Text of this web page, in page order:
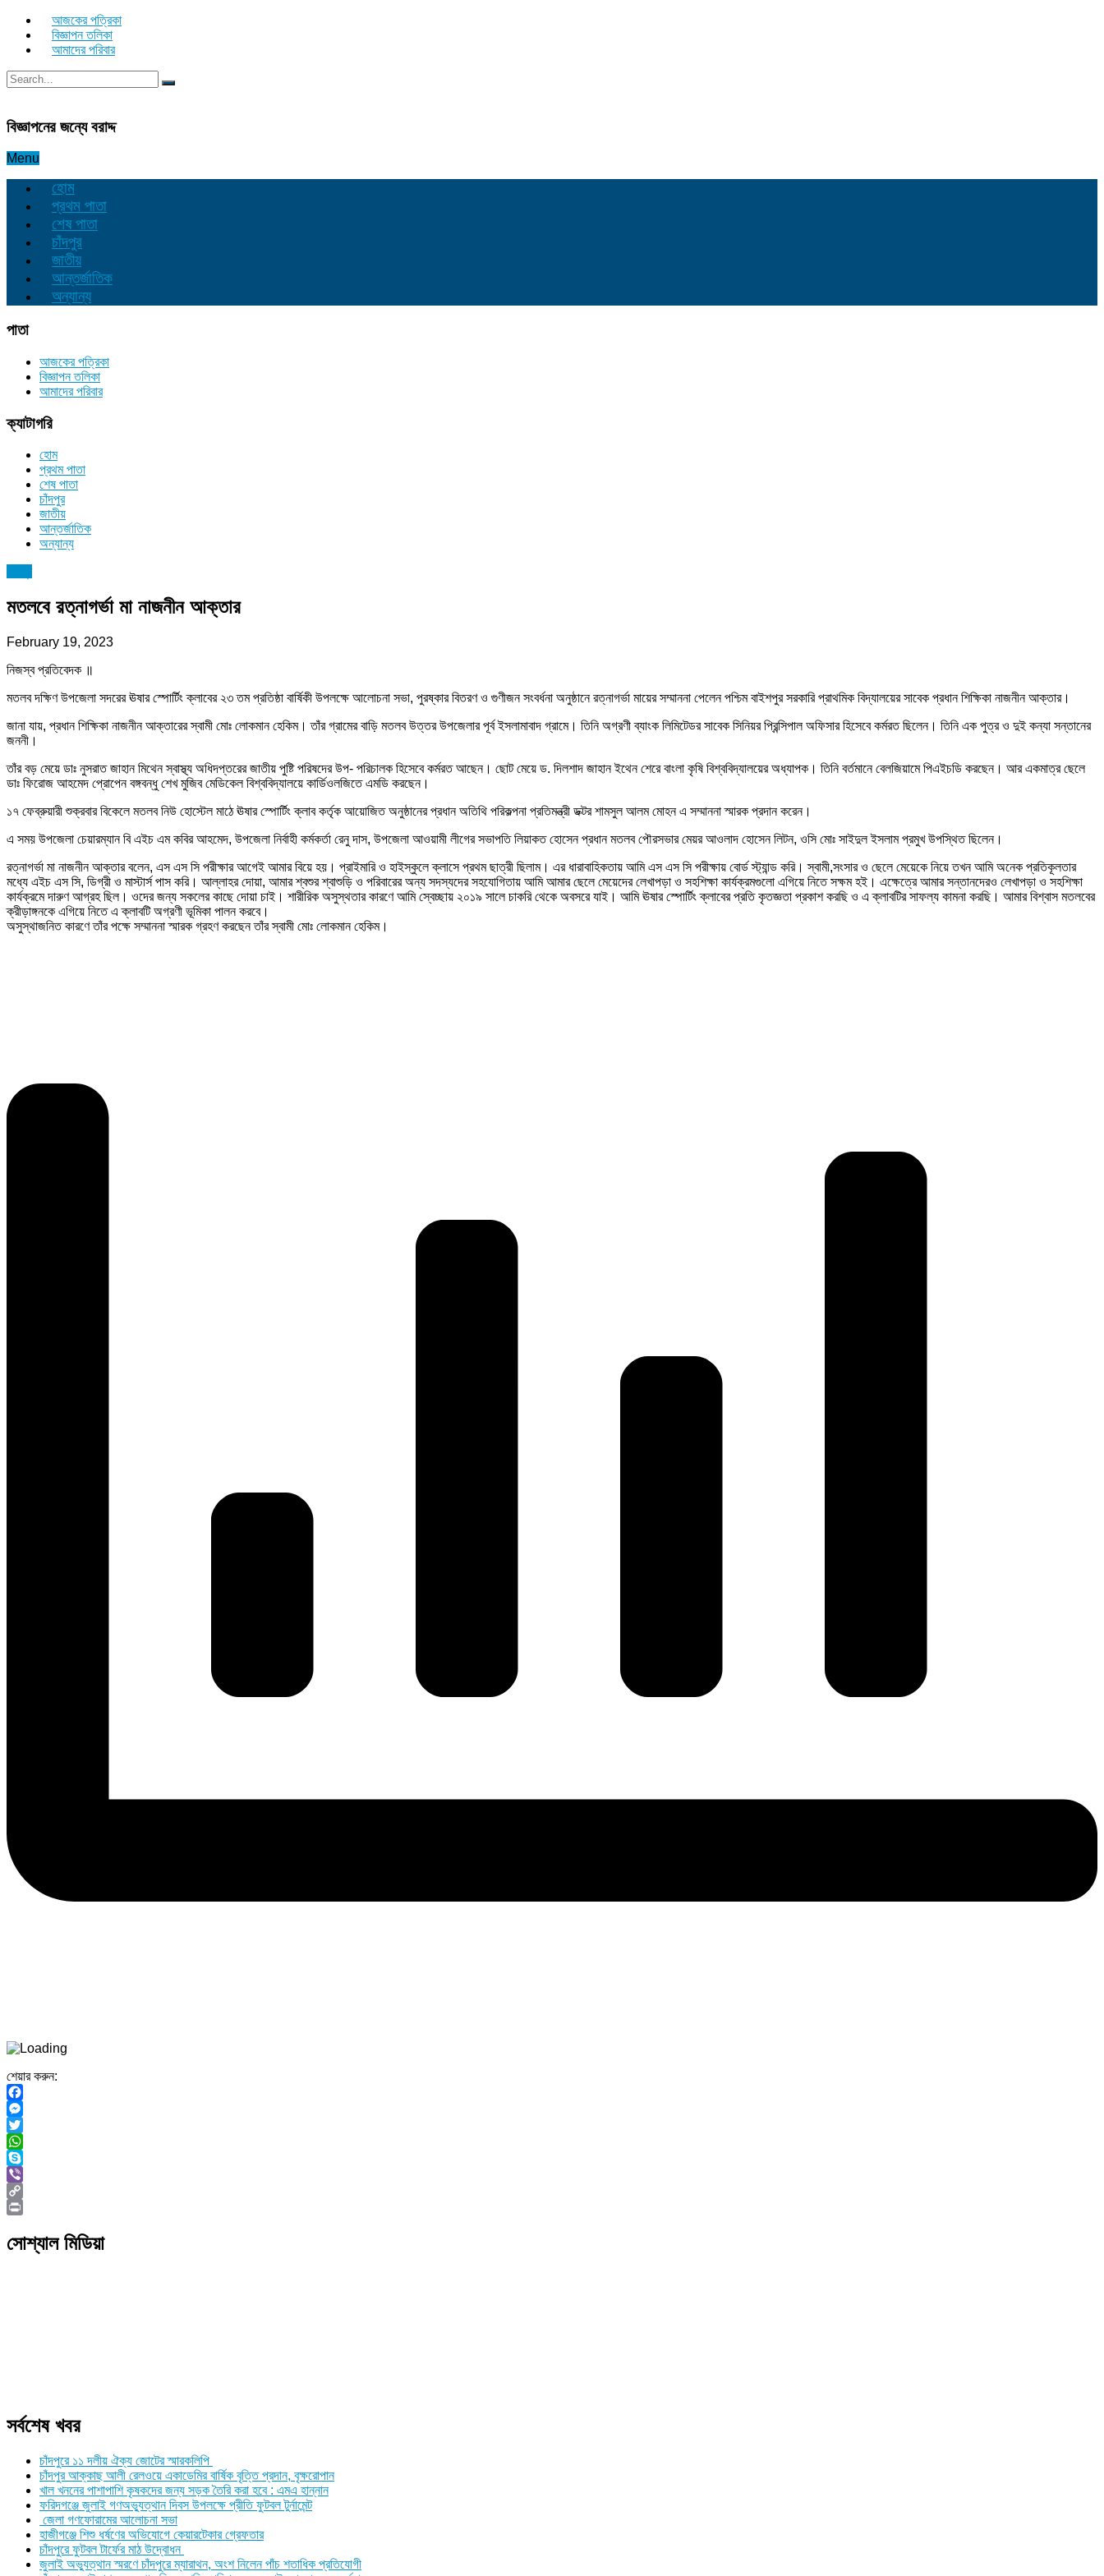
আজকের পত্রিকা
বিজ্ঞাপন তলিকা
আমাদের পরিবার
বিজ্ঞাপনের জন্যে বরাদ্দ
Menu
হোম
প্রথম পাতা
শেষ পাতা
চাঁদপুর
জাতীয়
আন্তর্জাতিক
অন্যান্য
পাতা
আজকের পত্রিকা
বিজ্ঞাপন তলিকা
আমাদের পরিবার
ক্যাটাগরি
হোম
প্রথম পাতা
শেষ পাতা
চাঁদপুর
জাতীয়
আন্তর্জাতিক
অন্যান্য
মতলবে রত্নাগর্ভা মা নাজনীন আক্তার
February 19, 2023
নিজস্ব প্রতিবেদক ॥
মতলব দক্ষিণ উপজেলা সদরের ঊষার স্পাের্টিং ক্লাবের ২৩ তম প্রতিষ্ঠা বার্ষিকী উপলক্ষে আলোচনা সভা, পুরষ্কার বিতরণ ও গুণীজন সংবর্ধনা অনুষ্ঠানে রত্নাগর্ভা মায়ের সম্মাননা পেলেন পশ্চিম বাইশপুর সরকারি প্রাথমিক বিদ্যালয়ের সাবেক প্রধান শিক্ষিকা নাজনীন আক্তার।
জানা যায়, প্রধান শিক্ষিকা নাজনীন আক্তারের স্বামী মোঃ লোকমান হেকিম। তাঁর গ্রামের বাড়ি মতলব উত্তর উপজেলার পূর্ব ইসলামাবাদ গ্রামে। তিনি অগ্রণী ব্যাংক লিমিটেডর সাবেক সিনিয়র প্রিন্সিপাল অফিসার হিসেবে কর্মরত ছিলেন। তিনি এক পুত্র ও দুই কন্যা সন্তানের
জননী।
তাঁর বড় মেয়ে ডাঃ নুসরাত জাহান মিথেন স্বাস্থ্য অধিদপ্তরের জাতীয় পুষ্টি পরিষদের উপ- পরিচালক হিসেবে কর্মরত আছেন। ছোট মেয়ে ড. দিলশাদ জাহান ইথেন শেরে বাংলা কৃষি বিশ্ববিদ্যালয়ের অধ্যাপক। তিনি বর্তমানে বেলজিয়ামে পিএইচডি করছেন। আর একমাত্র ছেলে
ডাঃ ফিরোজ আহমেদ প্রোপেন বঙ্গবন্ধু শেখ মুজিব মেডিকেল বিশ্ববিদ্যালয়ে কার্ডিওলজিতে এমডি করছেন।
১৭ ফেব্রুয়ারী শুক্রবার বিকেলে মতলব নিউ হোস্টেল মাঠে ঊষার স্পোর্টিং ক্লাব কর্তৃক আয়োজিত অনুষ্ঠানের প্রধান অতিথি পরিকল্পনা প্রতিমন্ত্রী ডক্টর শামসুল আলম মোহন এ সম্মাননা স্মারক প্রদান করেন।
এ সময় উপজেলা চেয়ারম্যান বি এইচ এম কবির আহমেদ, উপজেলা নির্বাহী কর্মকর্তা রেনু দাস, উপজেলা আওয়ামী লীগের সভাপতি লিয়াকত হোসেন প্রধান মতলব পৌরসভার মেয়র আওলাদ হোসেন লিটন, ওসি মোঃ সাইদুল ইসলাম প্রমুখ উপস্থিত ছিলেন।
রত্নাগর্ভা মা নাজনীন আক্তার বলেন, এস এস সি পরীক্ষার আগেই আমার বিয়ে হয়। প্রাইমারি ও হাইস্কুলে ক্লাসে প্রথম ছাত্রী ছিলাম। এর ধারাবাহিকতায় আমি এস এস সি পরীক্ষায় বোর্ড স্ট্যান্ড করি। স্বামী,সংসার ও ছেলে মেয়েকে নিয়ে তখন আমি অনেক প্রতিকূলতার
মধ্যে এইচ এস সি, ডিগ্রী ও মাস্টার্স পাস করি। আল্লাহর দোয়া, আমার শ্বশুর শ্বাশুড়ি ও পরিবারের অন্য সদস্যদের সহযোগিতায় আমি আমার ছেলে মেয়েদের লেখাপড়া ও সহশিক্ষা কার্যক্রমগুলো এগিয়ে নিতে সক্ষম হই। এক্ষেত্রে আমার সন্তানদেরও লেখাপড়া ও সহশিক্ষা
কার্যক্রমে দারুণ আগ্রহ ছিল। ওদের জন্য সকলের কাছে দোয়া চাই। শারীরিক অসুস্থতার কারণে আমি স্বেচ্ছায় ২০১৯ সালে চাকরি থেকে অবসরে যাই। আমি ঊষার স্পোর্টিং ক্লাবের প্রতি কৃতজ্ঞতা প্রকাশ করছি ও এ ক্লাবটির সাফল্য কামনা করছি। আমার বিশ্বাস মতলবের
ক্রীড়াঙ্গনকে এগিয়ে নিতে এ ক্লাবটি অগ্রণী ভূমিকা পালন করবে।
অসুস্থাজনিত কারণে তাঁর পক্ষে সম্মাননা স্মারক গ্রহণ করছেন তাঁর স্বামী মোঃ লোকমান হেকিম।
শেয়ার করুন:
Facebook
Messenger
Twitter
WhatsApp
Skype
Viber
Copy
সোশ্যাল মিডিয়া
সর্বশেষ খবর
চাঁদপুরে ১১ দলীয় ঐক্য জোটের স্মারকলিপি
চাঁদপুর আক্কাছ আলী রেলওয়ে একাডেমির বার্ষিক বৃত্তি প্রদান, বৃক্ষরোপান
খাল খননের পাশাপাশি কৃষকদের জন্য সড়ক তৈরি করা হবে : এমএ হান্নান
ফরিদগঞ্জে জুলাই গণঅভ্যুত্থান দিবস উপলক্ষে প্রীতি ফুটবল টুর্নামেন্ট
জেলা গণফোরামের আলোচনা সভা
হাজীগঞ্জে শিশু ধর্ষণের অভিযোগে কেয়ারটেকার গ্রেফতার
চাঁদপুরে ফুটবল টার্ফের মাঠ উদ্বোধন
জুলাই অভ্যুত্থান স্মরণে চাঁদপুরে ম্যারাথন, অংশ নিলেন পাঁচ শতাধিক প্রতিযোগী